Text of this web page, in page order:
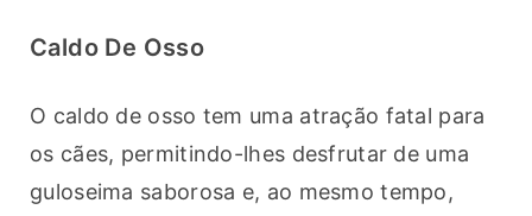
Caldo De Osso
O caldo de osso tem uma atração fatal para
os cães, permitindo-lhes desfrutar de uma
guloseima saborosa e, ao mesmo tempo,